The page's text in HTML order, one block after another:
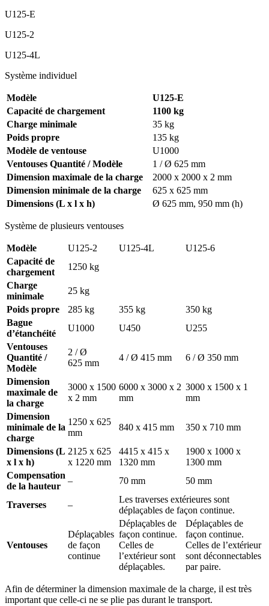
U125-E
U125-2
U125-4L
Système individuel
Modèle
U125-E
Capacité de chargement
1100 kg
Charge minimale
35 kg
Poids propre
135 kg
Modèle de ventouse
U1000
Ventouses Quantité / Modèle
1 / Ø 625 mm
Dimension maximale de la charge
2000 x 2000 x 2 mm
Dimension minimale de la charge
625 x 625 mm
Dimensions (L x l x h)
Ø 625 mm, 950 mm (h)
Système de plusieurs ventouses
Modèle U125-2 U125-4L
U125-6
Capacité de
chargement
1250 kg
Charge
minimale
25 kg
Poids propre
285 kg 355 kg
350 kg
Bague
d’étanchéité
U1000 U450
U255
Ventouses
Quantité /
Modèle
2 / Ø
625 mm
4 / Ø 415 mm 6 / Ø 350 mm
Dimension
maximale de
la charge
3000 x 1500
x 2 mm
6000 x 3000 x 2
mm
3000 x 1500 x 1
mm
Dimension
minimale de la
charge
1250 x 625
mm
840 x 415 mm 350 x 710 mm
Dimensions (L
x l x h)
2125 x 625
x 1220 mm
4415 x 415 x
1320 mm
1900 x 1000 x
1300 mm
Compensation
de la hauteur
– 70 mm 50 mm
Traverses –
Les traverses extérieures sont
déplaçables de façon continue.
Ventouses
Déplaçables
de façon
continue
Déplaçables de
façon continue.
Celles de
l’extérieur sont
déplaçables.
Déplaçables de
façon continue.
Celles de l’extérieur
sont déconnectables
par paire.
Afin de déterminer la dimension maximale de la charge, il est très
important que celle-ci ne se plie pas durant le transport.